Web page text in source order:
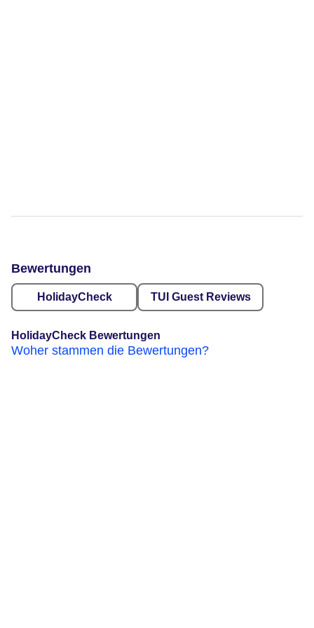
Bewertungen
HolidayCheck TUI Guest Reviews
HolidayCheck Bewertungen
Woher stammen die Bewertungen?